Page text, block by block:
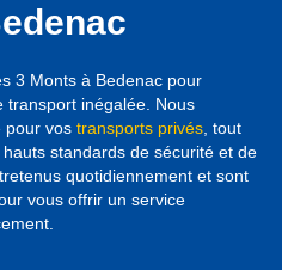
3 Monts à Bedenac pour
transport inégalée. Nous
pour vos transports privés, tout
standards de sécurité et de
quotidiennement et sont
vous offrir un service